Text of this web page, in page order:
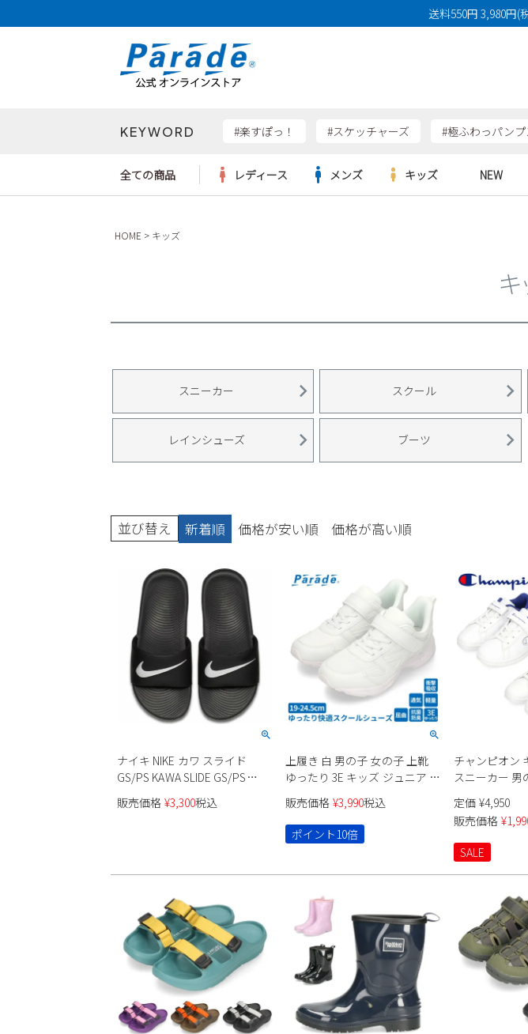
送料550円 3,980円(
KEYWORD #楽すぽっ！ #スケッチャーズ #極ふわっパンプ
検索
全ての商品 レディース
スニーカー
ウェア
new
メンズ
ビジネス・ドレスシューズ
ウェア
キッズ
スクール
NEW
ビジネスバッグ
HOME キッズ
キ
スニーカー スクール
レインシューズ ブーツ
並び替え 新着順 価格が安い順 価格が高い順
ナイキ NIKE カワ スライド
GS/PS KAWA SLIDE GS/PS
819352-001 ブラック キッズ ジ
ュニア サンダル シャワーサン
販売価格 ¥3,300税込
上履き 白 男の子 女の子 上靴
ゆったり 3E キッズ ジュニア ス
ニーカー 子供 小学校 運動靴 通
学靴 軽い スクールシューズ
8011 パレード Parade
販売価格 ¥3,990税込
ポイント10倍
チャンピオン
スニーカー 男
靴 学校 通学
ンター コート
S32854
定価 ¥4,950
販売価格 ¥
SALE